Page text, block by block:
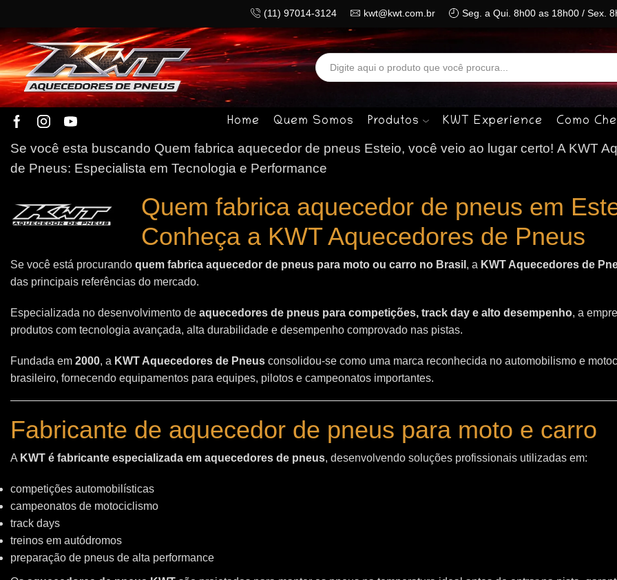
(11) 97014-3124 kwt@kwt.com.br Seg. a Qui. 8h00 as 18h00 / Sex.
Search
input
Home Quem Somos Produtos KWT Experience Como
Se você esta buscando Quem fabrica aquecedor de pneus Esteio, você veio ao lugar certo! A KWT
de Pneus: Especialista em Tecnologia e Performance
Quem fabrica aquecedor de pneus em
Conheça a KWT Aquecedores de Pneus
Se você está procurando quem fabrica aquecedor de pneus para moto ou carro no Brasil , a KWT Aquecedores de
das principais referências do mercado.
Especializada no desenvolvimento de aquecedores de pneus para competições, track day e alto desempenho, a
produtos com tecnologia avançada, alta durabilidade e desempenho comprovado nas pistas.
Fundada em 2000, a KWT Aquecedores de Pneus consolidou-se como uma marca reconhecida no automobilismo e
brasileiro, fornecendo equipamentos para equipes, pilotos e campeonatos importantes.
Fabricante de aquecedor de pneus para moto e carro
A KWT é fabricante especializada em aquecedores de pneus, desenvolvendo soluções profissionais utilizadas em:
competições automobilísticas
campeonatos de motociclismo
track days
treinos em autódromos
preparação de pneus de alta performance